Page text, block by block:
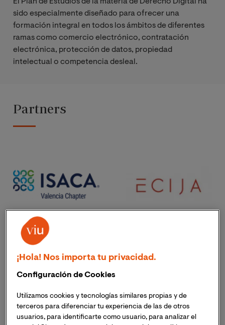
sido especialmente diseñado para ofrecer una
formación integral en todos los ámbitos de diferentes
ramas como comercio electrónico, contratación
electrónica, protección de datos, propiedad
intelectual o competencia desleal.
Partners
¡Hola! Nos importa tu privacidad.
Configuración de Cookies
Utilizamos cookies y tecnologías similares propias y de
terceros para diferenciar tu experiencia de las de otros
usuarios, para identificarte como usuario, para analizar el